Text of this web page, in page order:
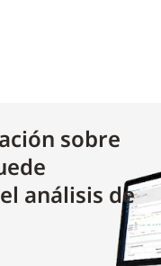
sobre
análisis de